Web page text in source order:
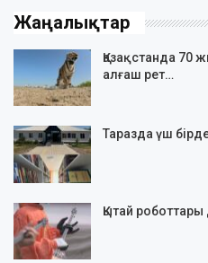
Жаңалықтар
Қазақстанда 70
алғаш рет…
Таразда үш
Қытай